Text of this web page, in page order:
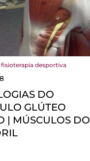
fisioterapia desportiva
DO
GLÚTEO
| MÚSCULOS DO